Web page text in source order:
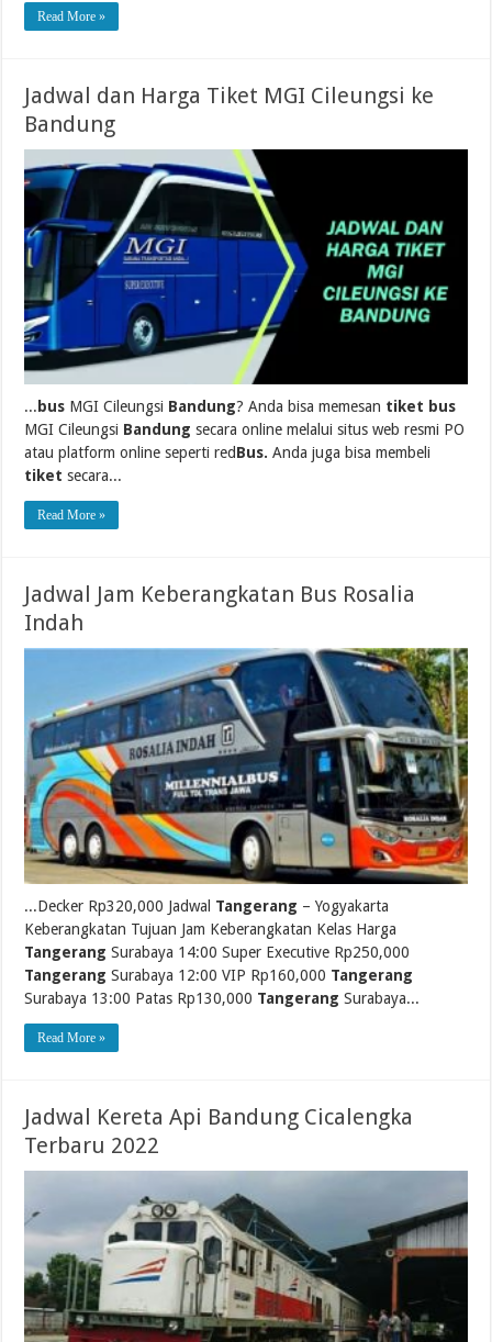
Read More »
Jadwal dan Harga Tiket MGI Cileungsi ke
Bandung
...bus MGI Cileungsi Bandung? Anda bisa memesan tiket bus
MGI Cileungsi Bandung secara online melalui situs web resmi PO
atau platform online seperti redBus. Anda juga bisa membeli
tiket secara...
Read More »
Jadwal Jam Keberangkatan Bus Rosalia
Indah
...Decker Rp320,000 Jadwal Tangerang – Yogyakarta
Keberangkatan Tujuan Jam Keberangkatan Kelas Harga
Tangerang Surabaya 14:00 Super Executive Rp250,000
Tangerang Surabaya 12:00 VIP Rp160,000 Tangerang
Surabaya 13:00 Patas Rp130,000 Tangerang Surabaya...
Read More »
Jadwal Kereta Api Bandung Cicalengka
Terbaru 2022